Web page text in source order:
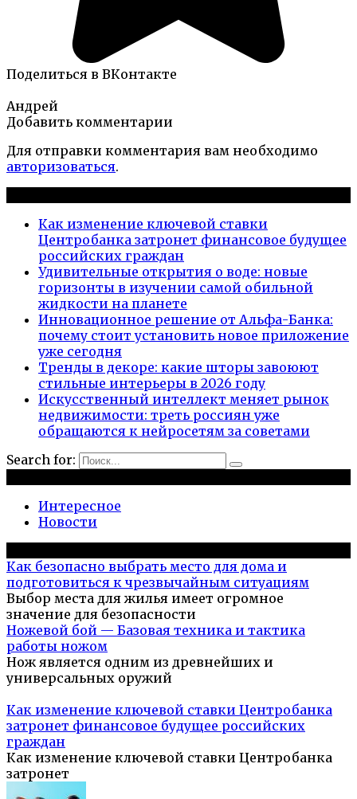
Поделиться в ВКонтакте
Андрей
Добавить комментарии
Для отправки комментария вам необходимо
авторизоваться.
Как изменение ключевой ставки
Центробанка затронет финансовое будущее
российских граждан
Удивительные открытия о воде: новые
горизонты в изучении самой обильной
жидкости на планете
Инновационное решение от Альфа-Банка:
почему стоит установить новое приложение
уже сегодня
Тренды в декоре: какие шторы завоюют
стильные интерьеры в 2026 году
Искусственный интеллект меняет рынок
недвижимости: треть россиян уже
обращаются к нейросетям за советами
Search for:
Интересное
Новости
Как безопасно выбрать место для дома и
подготовиться к чрезвычайным ситуациям
Выбор места для жилья имеет огромное
значение для безопасности
Ножевой бой — Базовая техника и тактика
работы ножом
Нож является одним из древнейших и
универсальных оружий
Как изменение ключевой ставки Центробанка
затронет финансовое будущее российских
граждан
Как изменение ключевой ставки Центробанка
затронет